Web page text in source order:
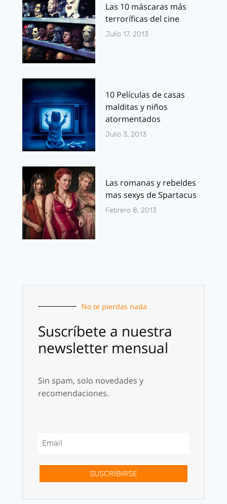
Las 10 máscaras más
terroríficas del cine
Julio 17, 2013
10 Películas de casas
malditas y niños
atormentados
Julio 3, 2013
Las romanas y rebeldes
mas sexys de Spartacus
Febrero 8, 2013
No te pierdas nada
Suscríbete a nuestra
newsletter mensual
Sin spam, solo novedades y
recomendaciones.
SUSCRÍBIRSE